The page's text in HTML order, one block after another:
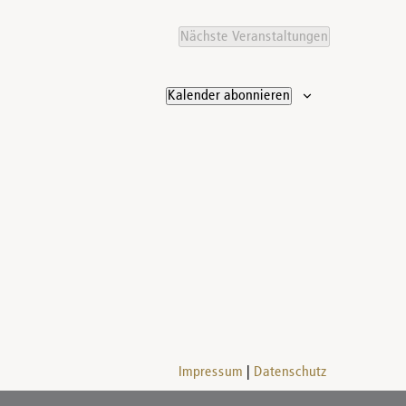
Nächste Veranstaltungen
Kalender abonnieren
Impressum Datenschutz